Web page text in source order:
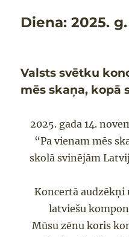
Diena:2025.
Valsts svētku
mēs skaņa, kopā
2025. gada 14.
“Pa vienam mēs
skolā svinējām
Koncertā audzēkņi
latviešu
Mūsu zēnu koris